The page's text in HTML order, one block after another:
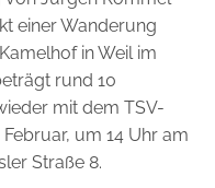
einer Wanderung
in Weil im
rund 10
mit dem TSV-
um 14 Uhr am
Straße 8.